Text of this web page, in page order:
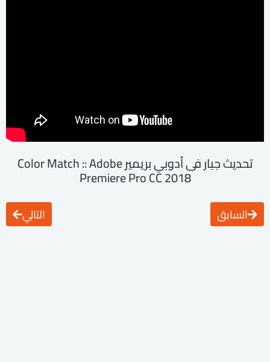
تحديث جبار فى أدوبي بريمير Color Match :: Adobe
Premiere Pro CC 2018
السابق التالي